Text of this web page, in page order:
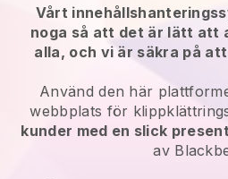
Vårt
noga så att det är lätt att
alla, och vi är säkra på
Använd den här
webbplats för
kunder med en slick
av